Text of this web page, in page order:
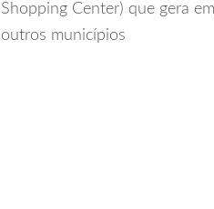
Shopping Center) que gera
outros municípios